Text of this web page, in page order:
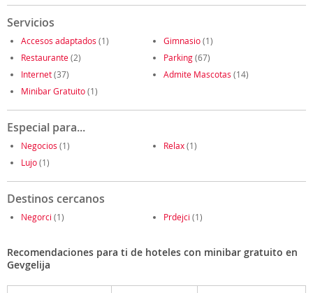
Servicios
Accesos adaptados (1) Gimnasio(1)
Restaurante(2) Parking(67)
Internet(37) Admite Mascotas (14)
Minibar Gratuito(1)
Especial para...
Negocios (1) Relax(1)
Lujo(1)
Destinos cercanos
Negorci (1) Prdejci (1)
Recomendaciones para ti de hoteles con minibar gratuito en
Gevgelija